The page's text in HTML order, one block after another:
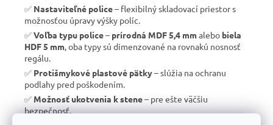
✅ Nastaviteľné police– flexibilný skladovací priestor s
možnosťou úpravy výšky políc.
✅Voľba typu police– prírodná MDF 5,4 mmalebo biela
HDF 5 mm , oba typy sú dimenzované na rovnakú nosnosť
regálu.
✅ Protišmykové plastové pätky– slúžia na ochranu
podlahy pred poškodením.
✅ Možnosť ukotvenia k stene– pre ešte väčšiu
bezpečnosť.